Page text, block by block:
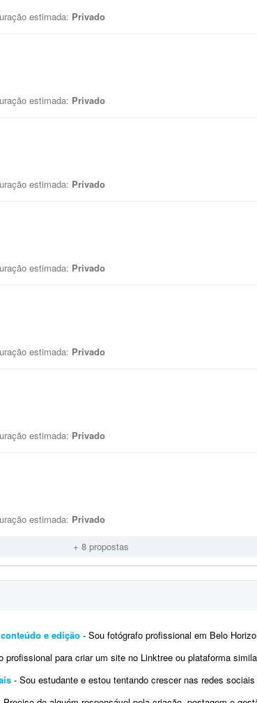
estimada: Privado
estimada: Privado
estimada: Privado
estimada: Privado
estimada: Privado
estimada: Privado
estimada: Privado
+ 8 propostas
e edição - Sou fotógrafo profissional em Belo Horizonte, com foco principalmente em festas e ensaios
para criar um site no Linktree ou plataforma similar e desenvolver a presença da empresa nas
- Sou estudante e estou tentando crescer nas redes sociais há 2 anos, porém parece que nada funciona: não